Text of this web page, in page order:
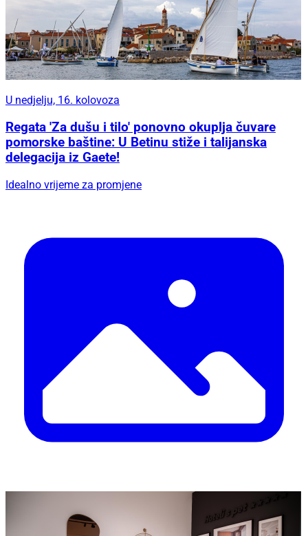
U nedjelju, 16. kolovoza
Regata 'Za dušu i tilo' ponovno okuplja čuvare
pomorske baštine: U Betinu stiže i talijanska
delegacija iz Gaete!
Idealno vrijeme za promjene